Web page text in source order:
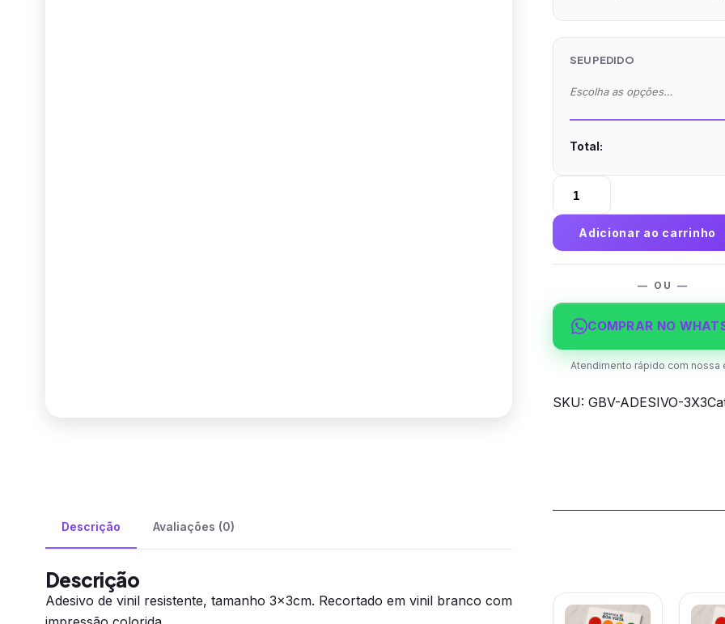
SEU PEDIDO
Escolha as opções…
Total:
Adesivo
Vinil
3x3cm
quantidade
Adicionar ao carrinho
— OU —
COMPRAR NO
Atendimento rápido com nossa
SKU:GBV-ADESIVO-3X3
Descrição Avaliações (0)
Descrição
Adesivo de vinil resistente, tamanho 3x3cm. Recortado em vinil branco com
Este
Este